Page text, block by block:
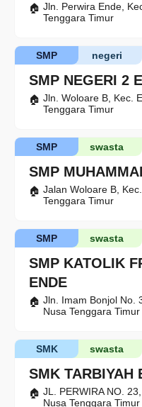
Jln. Perwira Ende,
Tenggara Timur
SMP NEGERI 2
negeri
SMP
Jln. Woloare B, Kec.
Tenggara Timur
SMP
swasta
SMP
Jalan Woloare B,
Tenggara Timur
SMP KATOLIK
ENDE
swasta
SMP
Jln. Imam Bonjol No.
Nusa Tenggara Timur
SMK TARBIYAH
swasta
SMK
JL. PERWIRA NO.
Nusa Tenggara Timur